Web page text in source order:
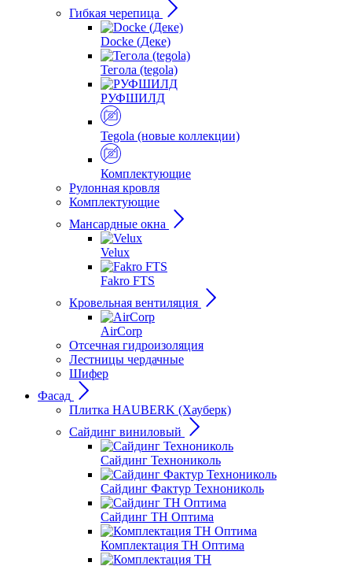
Гибкая черепица
Docke (Деке)
Тегола (tegola)
РУФШИЛД
Tegola (новые коллекции)
Комплектующие
Рулонная кровля
Комплектующие
Мансардные окна
Velux
Fakro FTS
Кровельная вентиляция
AirCorp
Отсечная гидроизоляция
Лестницы чердачные
Шифер
Фасад
Плитка HAUBERK (Хауберк)
Сайдинг виниловый
Сайдинг Технониколь
Сайдинг Фактур Технониколь
Сайдинг ТН Оптима
Комплектация ТН Оптима